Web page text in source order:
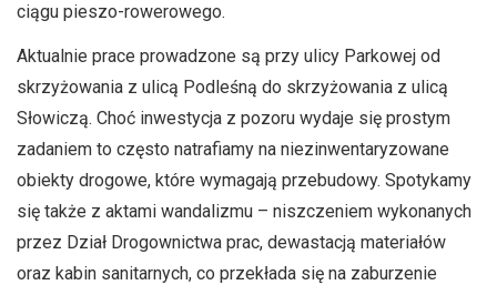
ciągu pieszo-rowerowego.
Aktualnie prace prowadzone są przy ulicy Parkowej od
skrzyżowania z ulicą Podleśną do skrzyżowania z ulicą
Słowiczą. Choć inwestycja z pozoru wydaje się prostym
zadaniem to często natrafiamy na niezinwentaryzowane
obiekty drogowe, które wymagają przebudowy. Spotykamy
się także z aktami wandalizmu – niszczeniem wykonanych
przez Dział Drogownictwa prac, dewastacją materiałów
oraz kabin sanitarnych, co przekłada się na zaburzenie